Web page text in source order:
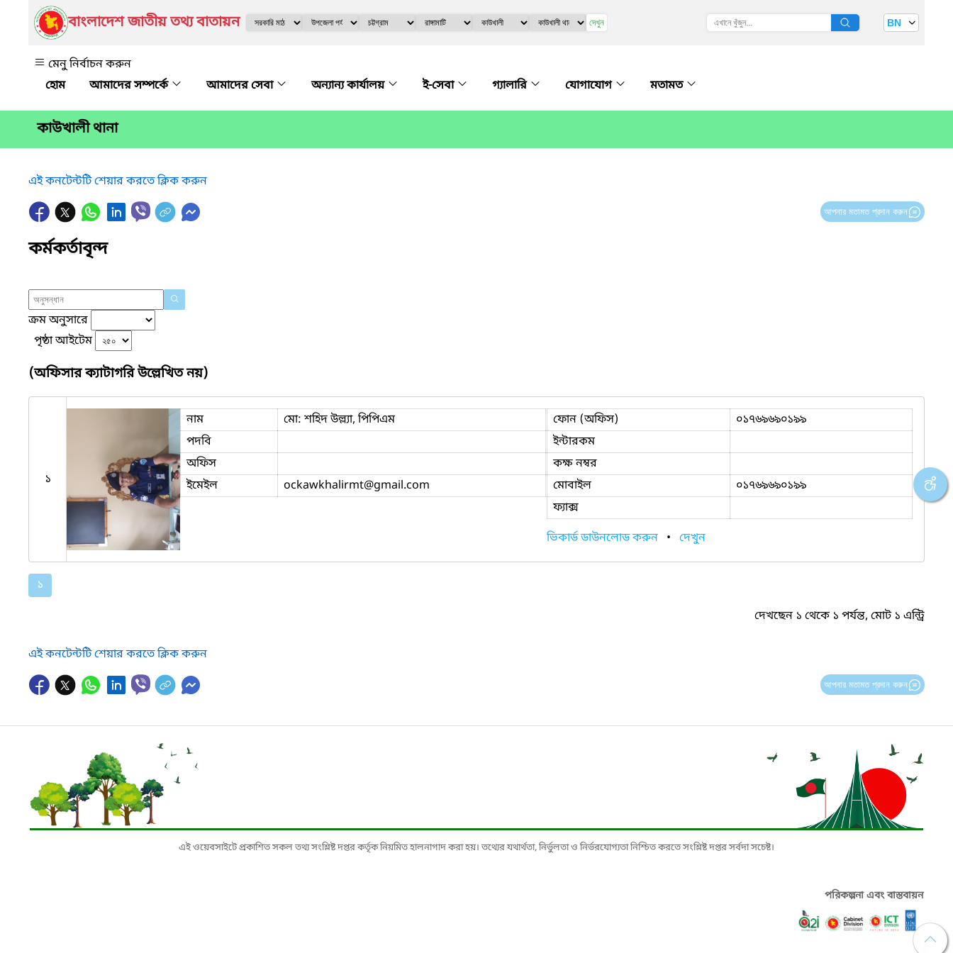
বাংলাদেশ জাতীয় তথ্য বাতায়ন দেখুন BN
মেনু নির্বাচন করুন
আমাদের সম্পর্কে
আমাদের সেবা অন্যান্য কার্যালয় ই-সেবা গ্যালারি যোগাযোগ মতামত
কাউখালী থানা
এই কনটেন্টটি শেয়ার করতে ক্লিক করুন
আপনার মতামত প্রদান করুন
কর্মকর্তাবৃন্দ
ক্রম অনুসারে
পৃষ্ঠা আইটেম
(অফিসার ক্যাটাগরি উল্লেখিত নয়)
১
নাম
মো: শহিদ উল্ল্যা, পিপিএম
পদবি
অফিস
ইমেইল
ockawkhalirmt@gmail.com
ফোন (অফিস)
০১৭৬৯৬৯০১৯৯
ইন্টারকম
কক্ষ নম্বর
মোবাইল
০১৭৬৯৬৯০১৯৯
ফ্যাক্স
ভিকার্ড ডাউনলোড করুন • দেখুন
১
দেখছেন ১ থেকে ১ পর্যন্ত, মোট ১ এন্ট্রি
এই কনটেন্টটি শেয়ার করতে ক্লিক করুন
আপনার মতামত প্রদান করুন
এই ওয়েবসাইটে প্রকাশিত সকল তথ্য সংশ্লিষ্ট দপ্তর কর্তৃক নিয়মিত হালনাগাদ করা হয়। তথ্যের যথার্থতা, নির্ভুলতা ও নির্ভরযোগ্যতা নিশ্চিত করতে সংশ্লিষ্ট দপ্তর সর্বদা সচেষ্ট।
পরিকল্পনা এবং বাস্তবায়ন